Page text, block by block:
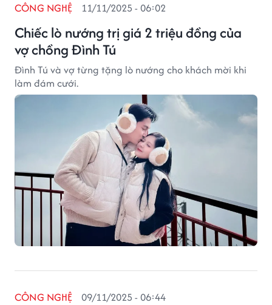
Chiếc lò nướng trị giá 2 triệu đồng của
vợ chồng Đình Tú
CÔNG NGHỆ 11/11/2025 - 06:02
Đình Tú và vợ từng tặng lò nướng cho khách mời khi
làm đám cưới.
CÔNG NGHỆ 09/11/2025 - 06:44